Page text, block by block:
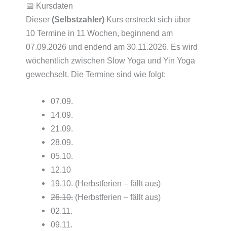
📅 Kursdaten
Dieser (Selbstzahler) Kurs erstreckt sich über
10 Termine in 11 Wochen, beginnend am
07.09.2026 und endend am 30.11.2026. Es wird
wöchentlich zwischen Slow Yoga und Yin Yoga
gewechselt. Die Termine sind wie folgt:
07.09.
14.09.
21.09.
28.09.
05.10.
12.10
19.10.(Herbstferien – fällt aus)
26.10.(Herbstferien – fällt aus)
02.11.
09.11.